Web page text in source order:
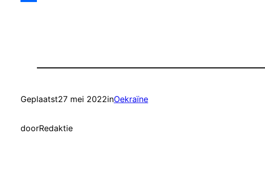
Geplaatst27 mei 2022inOekraïne
doorRedaktie